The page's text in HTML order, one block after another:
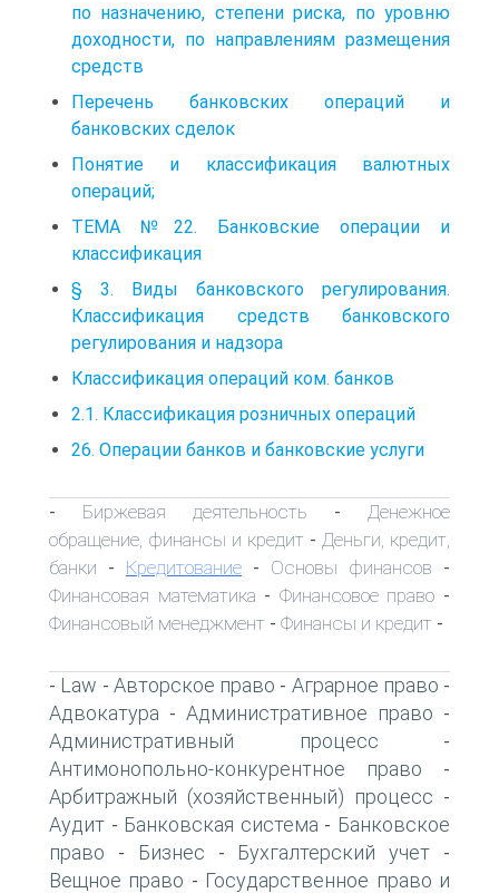
по назначению, степени риска, по уровню
доходности, по направлениям размещения
средств
Перечень банковских операций и
банковских сделок
Понятие и классификация валютных
операций;
ТЕМА №22. Банковские операции и
классификация
§ 3. Виды банковского регулирования.
Классификация средств банковского
регулирования и надзора
Классификация операций ком. банков
2.1. Классификация розничных операций
26. Операции банков и банковские услуги
- Биржевая деятельность - Денежное
обращение, финансы и кредит - Деньги, кредит,
банки - Кредитование - Основы финансов -
Финансовая математика - Финансовое право -
Финансовый менеджмент - Финансы и кредит -
- Law - Авторское право - Аграрное право -
Адвокатура - Административное право -
Административный процесс -
Антимонопольно-конкурентное право -
Арбитражный (хозяйственный) процесс -
Аудит - Банковская система - Банковское
право - Бизнес - Бухгалтерский учет -
Вещное право - Государственное право и